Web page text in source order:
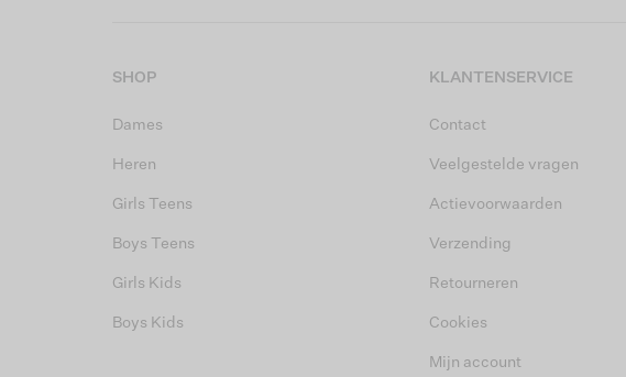
SHOP
Dames
Heren
Girls Teens
Boys Teens
Girls Kids
Boys Kids
KLANTENSERVICE
Contact
Veelgestelde vragen
Actievoorwaarden
Verzending
Retourneren
Cookies
Mijn account